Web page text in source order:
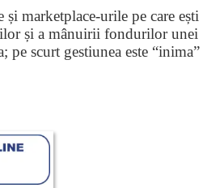
marketplace-urile pe care ești
și a mânuirii fondurilor unei
scurt gestiunea este “inima”